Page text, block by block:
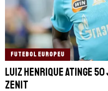
FUTEBOL EUROPEU
Luiz Henrique atinge 50
Zenit